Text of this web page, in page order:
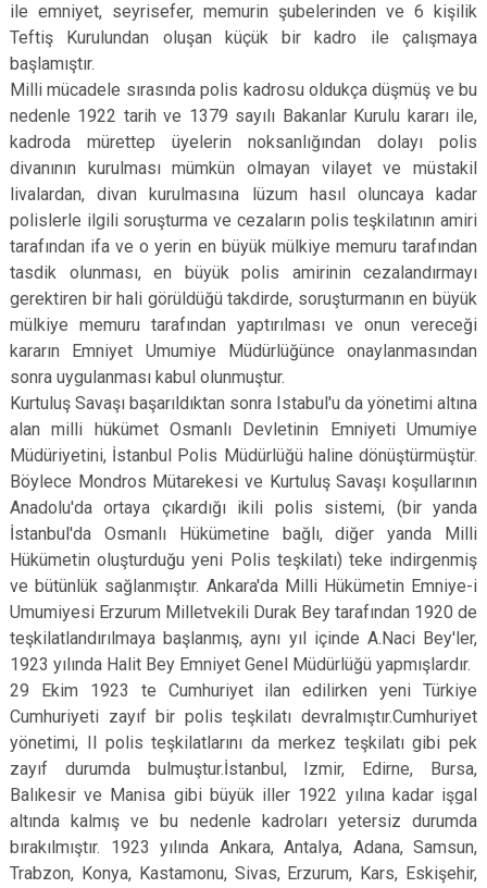
ile emniyet, seyrisefer, memurin şubelerinden ve 6 kişilik
Teftiş Kurulundan oluşan küçük bir kadro ile çalışmaya
başlamıştır.
Milli mücadele sırasında polis kadrosu oldukça düşmüş ve bu
nedenle 1922 tarih ve 1379 sayılı Bakanlar Kurulu kararı ile,
kadroda mürettep üyelerin noksanlığından dolayı polis
divanının kurulması mümkün olmayan vilayet ve müstakil
livalardan, divan kurulmasına lüzum hasıl oluncaya kadar
polislerle ilgili soruşturma ve cezaların polis teşkilatının amiri
tarafından ifa ve o yerin en büyük mülkiye memuru tarafından
tasdik olunması, en büyük polis amirinin cezalandırmayı
gerektiren bir hali görüldüğü takdirde, soruşturmanın en büyük
mülkiye memuru tarafından yaptırılması ve onun vereceği
kararın Emniyet Umumiye Müdürlüğünce onaylanmasından
sonra uygulanması kabul olunmuştur.
Kurtuluş Savaşı başarıldıktan sonra Istabul'u da yönetimi altına
alan milli hükümet Osmanlı Devletinin Emniyeti Umumiye
Müdüriyetini, İstanbul Polis Müdürlüğü haline dönüştürmüştür.
Böylece Mondros Mütarekesi ve Kurtuluş Savaşı koşullarının
Anadolu'da ortaya çıkardığı ikili polis sistemi, (bir yanda
İstanbul'da Osmanlı Hükümetine bağlı, diğer yanda Milli
Hükümetin oluşturduğu yeni Polis teşkilatı) teke indirgenmiş
ve bütünlük sağlanmıştır. Ankara'da Milli Hükümetin Emniye-i
Umumiyesi Erzurum Milletvekili Durak Bey tarafından 1920 de
teşkilatlandırılmaya başlanmış, aynı yıl içinde A.Naci Bey'ler,
1923 yılında Halit Bey Emniyet Genel Müdürlüğü yapmışlardır.
29 Ekim 1923 te Cumhuriyet ilan edilirken yeni Türkiye
Cumhuriyeti zayıf bir polis teşkilatı devralmıştır.Cumhuriyet
yönetimi, Il polis teşkilatlarını da merkez teşkilatı gibi pek
zayıf durumda bulmuştur.İstanbul, Izmir, Edirne, Bursa,
Balıkesir ve Manisa gibi büyük iller 1922 yılına kadar işgal
altında kalmış ve bu nedenle kadroları yetersiz durumda
bırakılmıştır. 1923 yılında Ankara, Antalya, Adana, Samsun,
Trabzon, Konya, Kastamonu, Sivas, Erzurum, Kars, Eskişehir,